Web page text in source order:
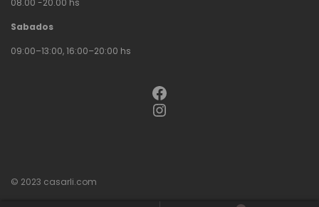
08.00 -20.00 hs
Sabados
09:00–13:00, 16:00–20:00 hs
Facebook
Instagram
© 2023 casarli.com